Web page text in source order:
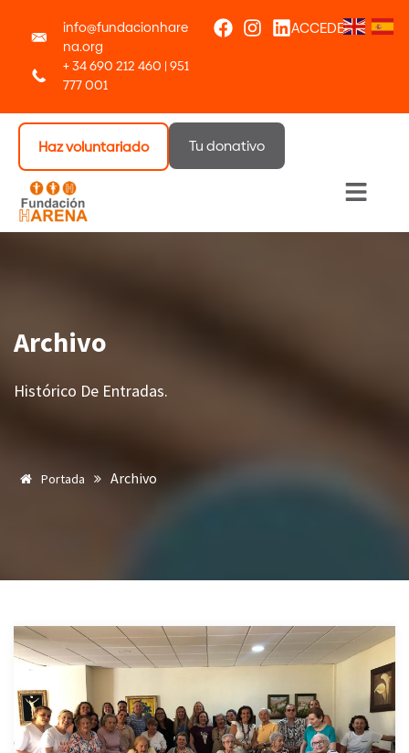
info@fundacionhare
na.org
+ 34 690 212 460 | 951
777 001
ACCEDER
Haz voluntariado Tu donativo
Menú
Archivo
Histórico De Entradas.
Portada Archivo